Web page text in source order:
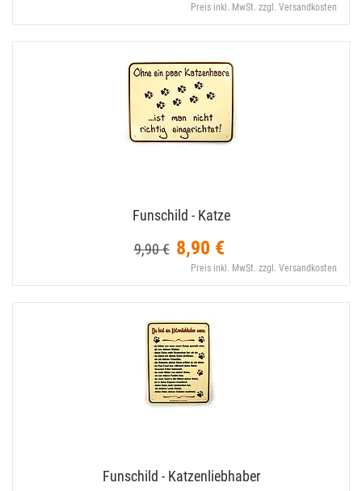
Preis inkl. MwSt. zzgl. Versandkosten
Funschild - Katze
9,90 € 8,90 €
Preis inkl. MwSt. zzgl. Versandkosten
Funschild - Katzenliebhaber